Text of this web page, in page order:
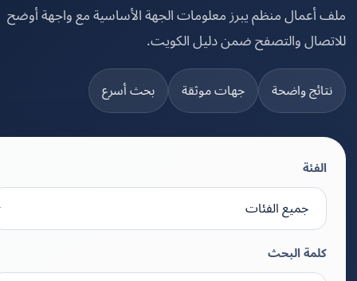
منظم يبرز معلومات الجهة الأساسية مع واجهة أوضح
والتصفح ضمن دليل الكويت.
واضحة جهات موثقة بحث أسرع
كلمة البحث